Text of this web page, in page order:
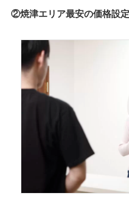
②焼津エリア最安の価格設